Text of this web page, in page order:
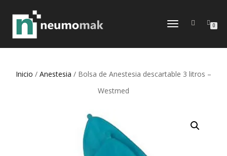
CAMBIAR
0
Inicio / Anestesia / Bolsa de Anestesia descartable 3 litros –
Westmed